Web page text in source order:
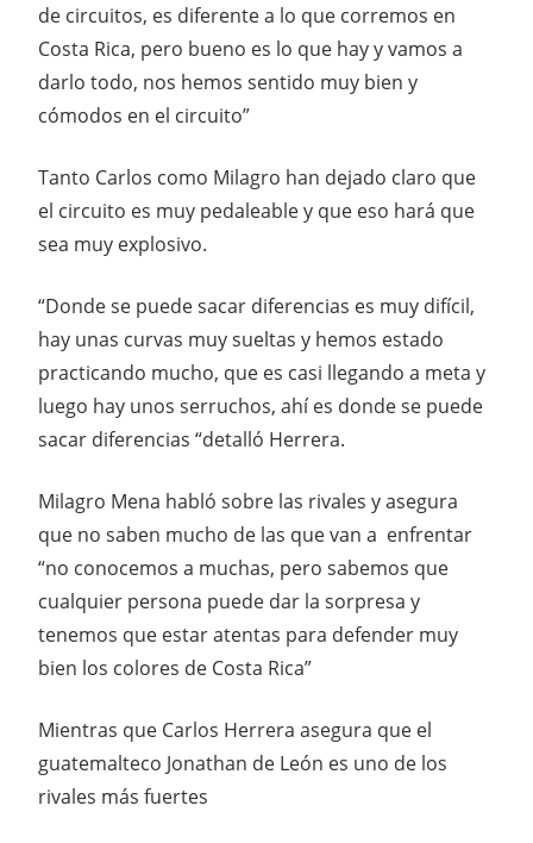
de circuitos, es diferente a lo que corremos en
Costa Rica, pero bueno es lo que hay y vamos a
darlo todo, nos hemos sentido muy bien y
cómodos en el circuito”
Tanto Carlos como Milagro han dejado claro que
el circuito es muy pedaleable y que eso hará que
sea muy explosivo.
“Donde se puede sacar diferencias es muy difícil,
hay unas curvas muy sueltas y hemos estado
practicando mucho, que es casi llegando a meta y
luego hay unos serruchos, ahí es donde se puede
sacar diferencias “detalló Herrera.
Milagro Mena habló sobre las rivales y asegura
que no saben mucho de las que van a enfrentar
“no conocemos a muchas, pero sabemos que
cualquier persona puede dar la sorpresa y
tenemos que estar atentas para defender muy
bien los colores de Costa Rica”
Mientras que Carlos Herrera asegura que el
guatemalteco Jonathan de León es uno de los
rivales más fuertes